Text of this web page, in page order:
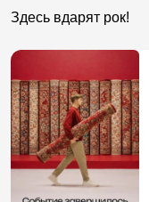
Здесь вдарят рок!